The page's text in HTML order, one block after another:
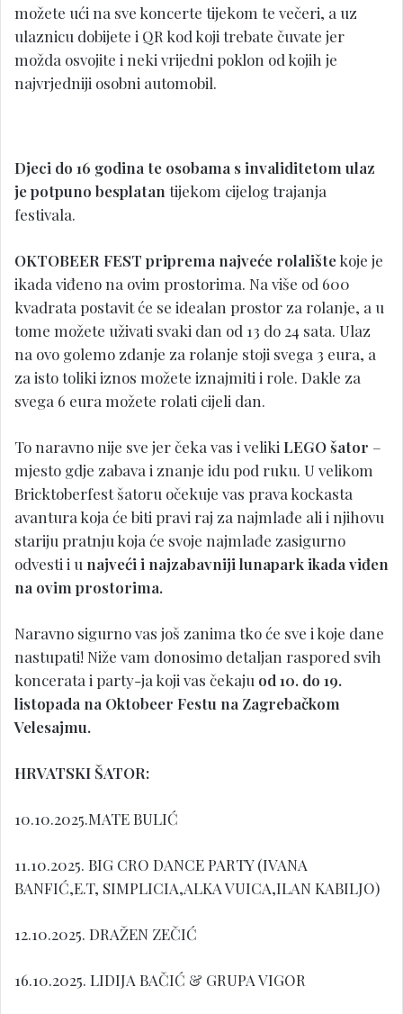
možete ući na sve koncerte tijekom te večeri, a uz
ulaznicu dobijete i QR kod koji trebate čuvate jer
možda osvojite i neki vrijedni poklon od kojih je
najvrjedniji osobni automobil.
Djeci do 16 godina te osobama s invaliditetom ulaz
je potpuno besplatan tijekom cijelog trajanja
festivala.
OKTOBEER FEST priprema najveće rolalištekoje je
ikada viđeno na ovim prostorima. Na više od 600
kvadrata postavit će se idealan prostor za rolanje, a u
tome možete uživati svaki dan od 13 do 24 sata. Ulaz
na ovo golemo zdanje za rolanje stoji svega 3 eura, a
za isto toliki iznos možete iznajmiti i role. Dakle za
svega 6 eura možete rolati cijeli dan.
To naravno nije sve jer čeka vas i veliki LEGO šator –
mjesto gdje zabava i znanje idu pod ruku. U velikom
Bricktoberfest šatoru očekuje vas prava kockasta
avantura koja će biti pravi raj za najmlađe ali i njihovu
stariju pratnju koja će svoje najmlađe zasigurno
odvesti i u najveći i najzabavniji lunapark ikada viđen
na ovim prostorima.
Naravno sigurno vas još zanima tko će sve i koje dane
nastupati! Niže vam donosimo detaljan raspored svih
koncerata i party-ja koji vas čekaju od 10. do 19.
listopada na Oktobeer Festu na Zagrebačkom
Velesajmu.
HRVATSKI ŠATOR:
10.10.2025.MATE BULIĆ
11.10.2025. BIG CRO DANCE PARTY (IVANA
BANFIĆ,E.T, SIMPLICIA,ALKA VUICA,ILAN KABILJO)
12.10.2025. DRAŽEN ZEČIĆ
16.10.2025. LIDIJA BAČIĆ & GRUPA VIGOR